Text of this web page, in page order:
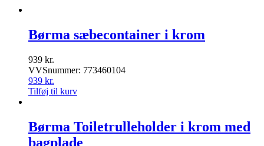
Børma sæbecontainer i krom
939 kr.
VVSnummer: 773460104
939 kr.
Tilføj til kurv
Børma Toiletrulleholder i krom med
bagplade